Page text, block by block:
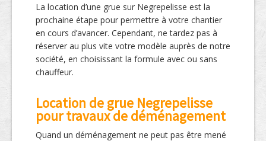
La location d’une grue sur Negrepelisse est la
prochaine étape pour permettre à votre chantier
en cours d’avancer. Cependant, ne tardez pas à
réserver au plus vite votre modèle auprès de notre
société, en choisissant la formule avec ou sans
chauffeur.
Location de grue Negrepelisse
pour travaux de déménagement
Quand un déménagement ne peut pas être mené